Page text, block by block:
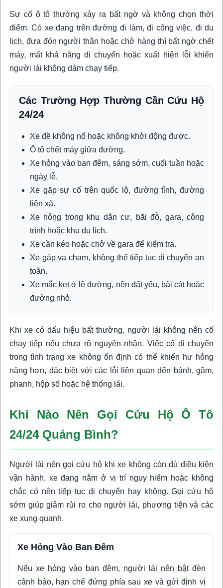
Sự cố ô tô thường xảy ra bất ngờ và không chọn thời
điểm. Có xe đang trên đường đi làm, đi công việc, đi du
lịch, đưa đón người thân hoặc chở hàng thì bất ngờ chết
máy, mất khả năng di chuyển hoặc xuất hiện lỗi khiến
người lái không dám chạy tiếp.
Các Trường Hợp Thường Cần Cứu Hộ
24/24
Xe đề không nổ hoặc không khởi động được.
Ô tô chết máy giữa đường.
Xe hỏng vào ban đêm, sáng sớm, cuối tuần hoặc
ngày lễ.
Xe gặp sự cố trên quốc lộ, đường tỉnh, đường
liên xã.
Xe hỏng trong khu dân cư, bãi đỗ, gara, công
trình hoặc khu du lịch.
Xe cần kéo hoặc chở về gara để kiểm tra.
Xe gặp va chạm, không thể tiếp tục di chuyển an
toàn.
Xe mắc kẹt ở lề đường, nền đất yếu, bãi cát hoặc
đường nhỏ.
Khi xe có dấu hiệu bất thường, người lái không nên cố
chạy tiếp nếu chưa rõ nguyên nhân. Việc cố di chuyển
trong tình trạng xe không ổn định có thể khiến hư hỏng
nặng hơn, đặc biệt với các lỗi liên quan đến bánh, gầm,
phanh, hộp số hoặc hệ thống lái.
Khi Nào Nên Gọi Cứu Hộ Ô Tô
24/24 Quảng Bình?
Người lái nên gọi cứu hộ khi xe không còn đủ điều kiện
vận hành, xe đang nằm ở vị trí nguy hiểm hoặc không
chắc có nên tiếp tục di chuyển hay không. Gọi cứu hộ
sớm giúp giảm rủi ro cho người lái, phương tiện và các
xe xung quanh.
Xe Hỏng Vào Ban Đêm
Nếu xe hỏng vào ban đêm, người lái nên bật đèn
cảnh báo, hạn chế đứng phía sau xe và gửi định vị